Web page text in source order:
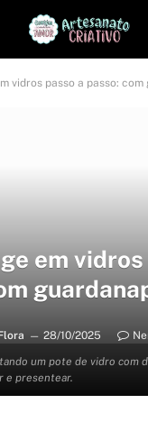
vidros passo a passo: com
um pote de vidro com
e presentear.
em vidros
28/10/2025